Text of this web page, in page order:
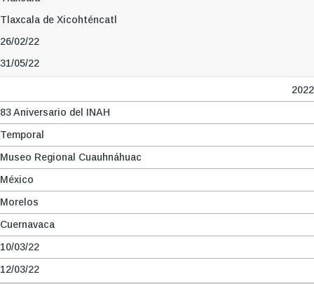
Tlaxcala de Xicohténcatl
26/02/22
31/05/22
2022
83 Aniversario del INAH
Temporal
Museo Regional Cuauhnáhuac
México
Morelos
Cuernavaca
10/03/22
12/03/22